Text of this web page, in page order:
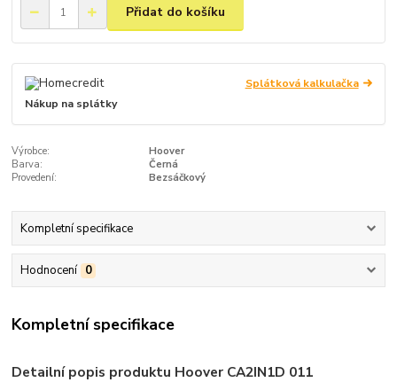
Přidat do košíku
Splátková kalkulačka
Nákup na splátky
Výrobce:
Hoover
Barva:
Černá
Provedení:
Bezsáčkový
Kompletní specifikace
Hodnocení 0
Kompletní specifikace
Detailní popis produktu Hoover CA2IN1D 011